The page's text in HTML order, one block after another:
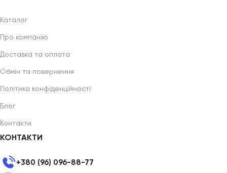
Каталог
Про компанію
Доставка та оплата
Обмін та повернення
Політика конфіденційності
Блог
Контакти
КОНТАКТИ
+380 (96) 096-88-77